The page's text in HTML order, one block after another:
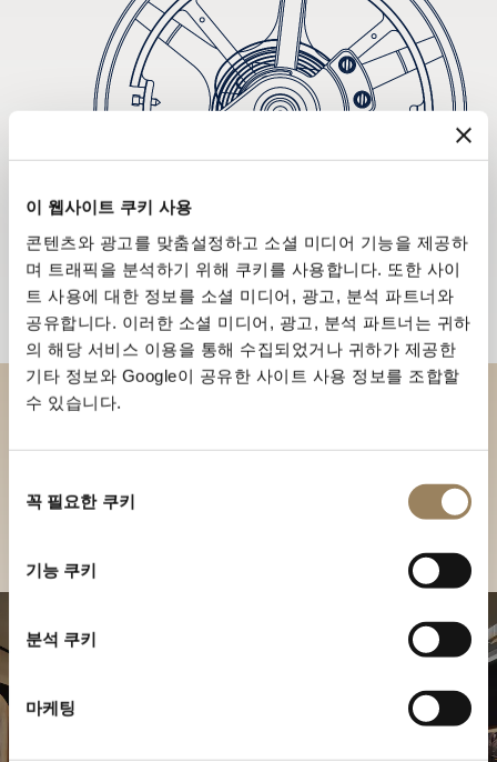
이 웹사이트 쿠키 사용
콘텐츠와 광고를 맞춤설정하고 소셜 미디어 기능을 제공하
며 트래픽을 분석하기 위해 쿠키를 사용합니다. 또한 사이
트 사용에 대한 정보를 소셜 미디어, 광고, 분석 파트너와
공유합니다. 이러한 소셜 미디어, 광고, 분석 파트너는 귀하
의 해당 서비스 이용을 통해 수집되었거나 귀하가 제공한
기타 정보와 Google이 공유한 사이트 사용 정보를 조합할
수 있습니다.
꼭 필요한 쿠키
기능 쿠키
분석 쿠키
마케팅